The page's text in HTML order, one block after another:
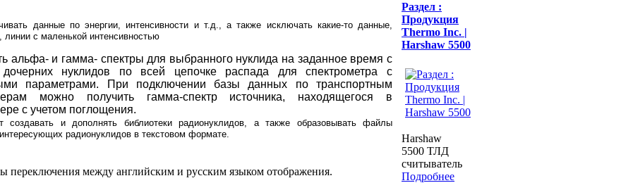
данные по энергии, интенсивности и т.д., а также исключать какие-то данные,
линии с маленькой интенсивностью
альфа- и гамма- спектры для выбранного нуклида на заданное время с
дочерних нуклидов по всей цепочке распада для спектрометра с
параметрами. При подключении базы данных по транспортным
можно получить гамма-спектр источника, находящегося в
с учетом поглощения.
создавать и дополнять библиотеки радионуклидов, а также образовывать файлы
радионуклидов в текстовом формате.
переключения между английским и русским языком отображения.
Раздел :
Продукция
Thermo Inc. |
Harshaw 5500
Harshaw
5500 ТЛД
считыватель
Подробнее